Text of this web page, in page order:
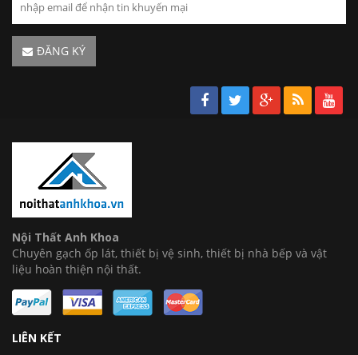
ĐĂNG KÝ
Nội Thất Anh Khoa
Chuyên gạch ốp lát, thiết bị vệ sinh, thiết bị nhà bếp và vật
liệu hoàn thiện nội thất.
LIÊN KẾT